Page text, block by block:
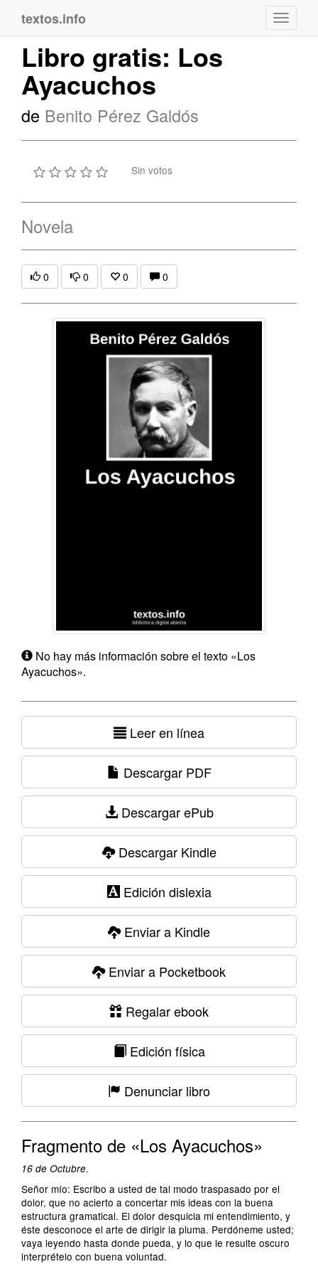
textos.info
Libro gratis: Los
Ayacuchos
de Benito Pérez Galdós
Sin votos
Novela
0 0 0 0
No hay más información sobre el texto «Los
Ayacuchos».
Leer en línea
Descargar PDF
Descargar ePub
Descargar Kindle
Edición dislexia
Enviar a Kindle
Enviar a Pocketbook
Regalar ebook
Edición física
Denunciar libro
Fragmento de «Los Ayacuchos»
16 de Octubre.
Señor mío: Escribo a usted de tal modo traspasado por el
dolor, que no acierto a concertar mis ideas con la buena
estructura gramatical. El dolor desquicia mi entendimiento, y
éste desconoce el arte de dirigir la pluma. Perdóneme usted;
vaya leyendo hasta donde pueda, y lo que le resulte oscuro
interprételo con buena voluntad.